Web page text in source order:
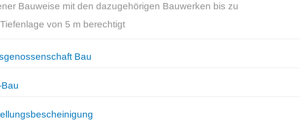
Bauweise mit den dazugehörigen Bauwerken bis zu
von 5 m berechtigt
Bau